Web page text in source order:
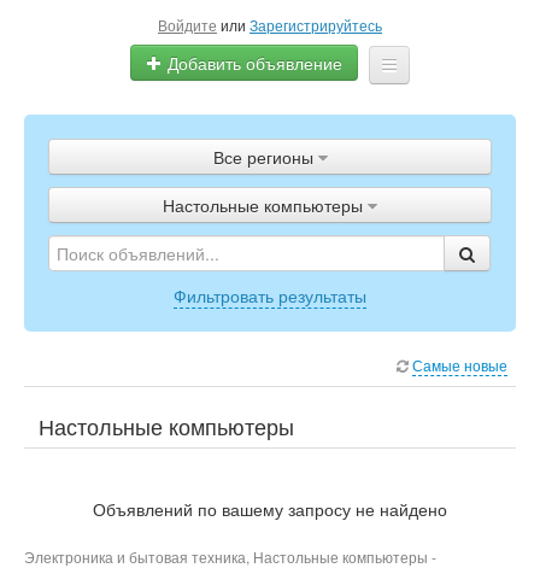
Войдите или Зарегистрируйтесь
Добавить объявление
Объявления
Полистать газету
ТВ-программа
Все регионы
Настольные компьютеры
Фильтровать результаты
Самые новые
Настольные компьютеры
Объявлений по вашему запросу не найдено
Электроника и бытовая техника, Настольные компьютеры -